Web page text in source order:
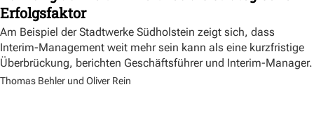
Erfolgsfaktor
Am Beispiel der Stadtwerke Südholstein zeigt sich, dass
Interim-Management weit mehr sein kann als eine kurzfristige
Überbrückung, berichten Geschäftsführer und Interim-Manager.
Thomas Behler und Oliver Rein